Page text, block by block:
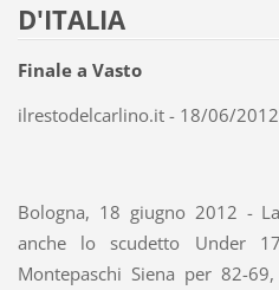
D'ITALIA
Finale a Vasto
ilrestodelcarlino.it - 18/06/2012
Bologna, 18 giugno 2012 -
anche lo scudetto Under
Montepaschi Siena per 82-